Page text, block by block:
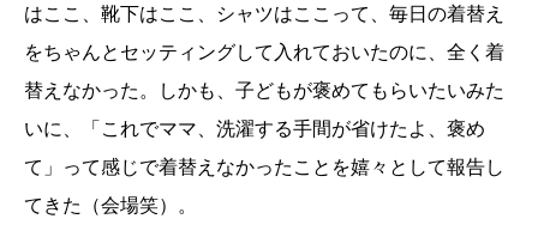
はここ、靴下はここ、シャツはここって、毎日の着替え
をちゃんとセッティングして入れておいたのに、全く着
替えなかった。しかも、子どもが褒めてもらいたいみた
いに、「これでママ、洗濯する手間が省けたよ、褒め
て」って感じで着替えなかったことを嬉々として報告し
てきた（会場笑）。